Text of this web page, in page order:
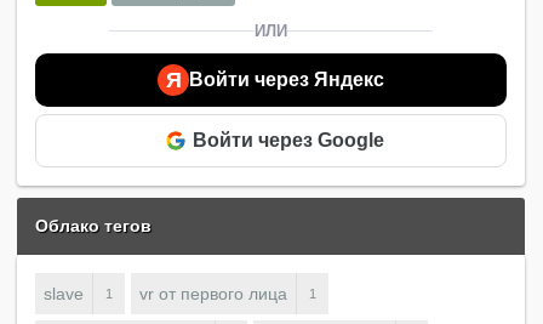
ИЛИ
Я Войти через Яндекс
Войти через Google
Облако тегов
slave 1 vr от первого лица 1